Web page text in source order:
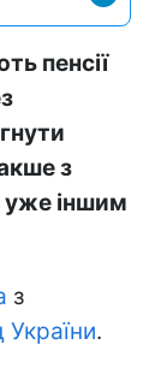
пенсії
з
уже іншим
з
.